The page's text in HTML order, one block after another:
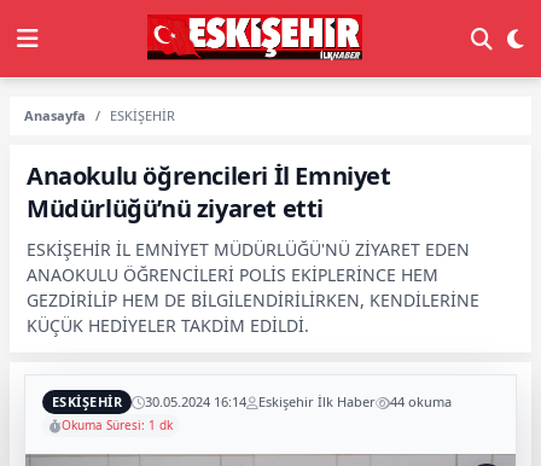
Anasayfa ESKİŞEHİR
Anaokulu öğrencileri İl Emniyet
Müdürlüğü’nü ziyaret etti
ESKİŞEHİR İL EMNİYET MÜDÜRLÜĞÜ'NÜ ZİYARET EDEN
ANAOKULU ÖĞRENCİLERİ POLİS EKİPLERİNCE HEM
GEZDİRİLİP HEM DE BİLGİLENDİRİLİRKEN, KENDİLERİNE
KÜÇÜK HEDİYELER TAKDİM EDİLDİ.
ESKİŞEHİR 30.05.2024 16:14 Eskişehir İlk Haber 44 okuma
Okuma Süresi: 1 dk